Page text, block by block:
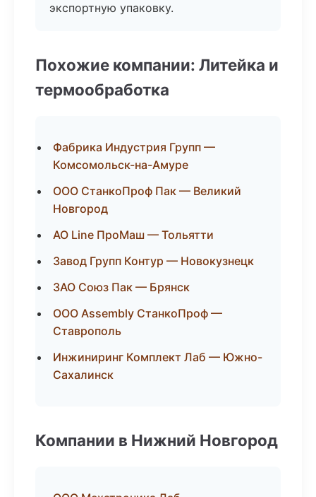
экспортную упаковку.
Похожие компании: Литейка и
термообработка
Фабрика Индустрия Групп —
Комсомольск-на-Амуре
ООО СтанкоПроф Пак — Великий
Новгород
АО Line ПроМаш — Тольятти
Завод Групп Контур — Новокузнецк
ЗАО Союз Пак — Брянск
ООО Assembly СтанкоПроф —
Ставрополь
Инжиниринг Комплект Лаб — Южно-
Сахалинск
Компании в Нижний Новгород